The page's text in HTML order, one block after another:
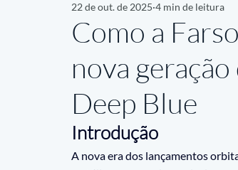
Como a
nova
Deep Blue
22 de out. de 2025 4 min de leitura
Introdução
A nova era dos lançamentos